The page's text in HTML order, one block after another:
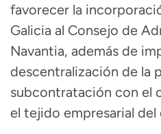
favorecer la
Galicia al Consejo de
Navantia, además de
descentralización de la
subcontratación con el
el tejido empresarial del